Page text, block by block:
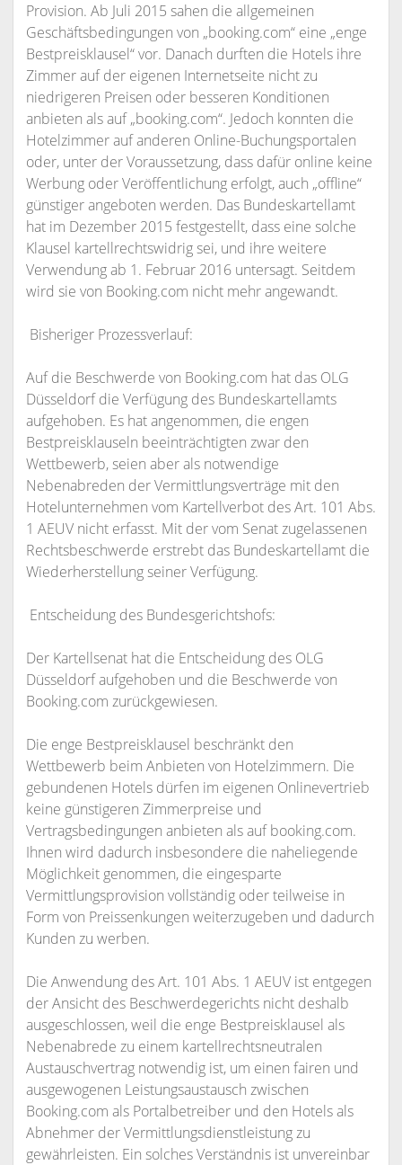
Provision. Ab Juli 2015 sahen die allgemeinen
Geschäftsbedingungen von „booking.com“ eine „enge
Bestpreisklausel“ vor. Danach durften die Hotels ihre
Zimmer auf der eigenen Internetseite nicht zu
niedrigeren Preisen oder besseren Konditionen
anbieten als auf „booking.com“. Jedoch konnten die
Hotelzimmer auf anderen Online-Buchungsportalen
oder, unter der Voraussetzung, dass dafür online keine
Werbung oder Veröffentlichung erfolgt, auch „offline“
günstiger angeboten werden. Das Bundeskartellamt
hat im Dezember 2015 festgestellt, dass eine solche
Klausel kartellrechtswidrig sei, und ihre weitere
Verwendung ab 1. Februar 2016 untersagt. Seitdem
wird sie von Booking.com nicht mehr angewandt.
Bisheriger Prozessverlauf:
Auf die Beschwerde von Booking.com hat das OLG
Düsseldorf die Verfügung des Bundeskartellamts
aufgehoben. Es hat angenommen, die engen
Bestpreisklauseln beeinträchtigten zwar den
Wettbewerb, seien aber als notwendige
Nebenabreden der Vermittlungsverträge mit den
Hotelunternehmen vom Kartellverbot des Art. 101 Abs.
1 AEUV nicht erfasst. Mit der vom Senat zugelassenen
Rechtsbeschwerde erstrebt das Bundeskartellamt die
Wiederherstellung seiner Verfügung.
Entscheidung des Bundesgerichtshofs:
Der Kartellsenat hat die Entscheidung des OLG
Düsseldorf aufgehoben und die Beschwerde von
Booking.com zurückgewiesen.
Die enge Bestpreisklausel beschränkt den
Wettbewerb beim Anbieten von Hotelzimmern. Die
gebundenen Hotels dürfen im eigenen Onlinevertrieb
keine günstigeren Zimmerpreise und
Vertragsbedingungen anbieten als auf booking.com.
Ihnen wird dadurch insbesondere die naheliegende
Möglichkeit genommen, die eingesparte
Vermittlungsprovision vollständig oder teilweise in
Form von Preissenkungen weiterzugeben und dadurch
Kunden zu werben.
Die Anwendung des Art. 101 Abs. 1 AEUV ist entgegen
der Ansicht des Beschwerdegerichts nicht deshalb
ausgeschlossen, weil die enge Bestpreisklausel als
Nebenabrede zu einem kartellrechtsneutralen
Austauschvertrag notwendig ist, um einen fairen und
ausgewogenen Leistungsaustausch zwischen
Booking.com als Portalbetreiber und den Hotels als
Abnehmer der Vermittlungsdienstleistung zu
gewährleisten. Ein solches Verständnis ist unvereinbar